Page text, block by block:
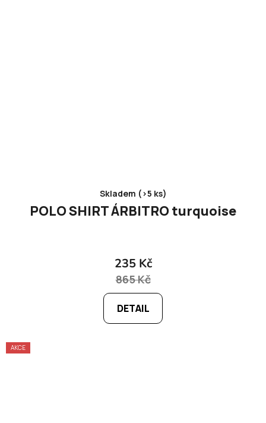
Skladem (>5 ks)
POLO SHIRT ÁRBITRO turquoise
235 Kč
865 Kč
DETAIL
AKCE